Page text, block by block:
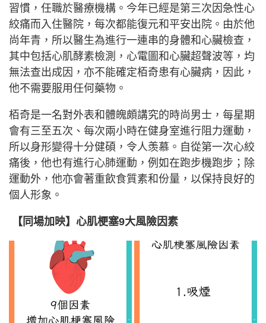
習慣，任職於醫療機構。今年已經是第三次因急性心
絞痛而入住醫院，每次都能復元和平安出院。由於他
尚年青，所以醫生為進行一連串的身體和心臟檢查，
其中包括心肌酵素檢測，心電圖和心臟超聲波等，均
無法查出成因，亦不能確定栢奇患有心臟病，因此，
他不需要服用任何藥物。
栢奇是一名對外表和體魄頗講究的時尚男士，每星期
會有三至五次、每次兩小時在健身室進行阻力運動，
所以身形變得十分健碩，令人羡慕。自從第一次心絞
痛後，他也有進行心肺運動，例如在跑步機跑步；除
運動外，他亦會著重飲食質素和份量，以保持良好的
個人形象。
【同場加映】心肌梗塞9大風險因素